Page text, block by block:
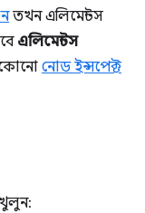
তখন এলিমেন্টস
এলিমেন্টস
নোড ইন্সপেক্ট